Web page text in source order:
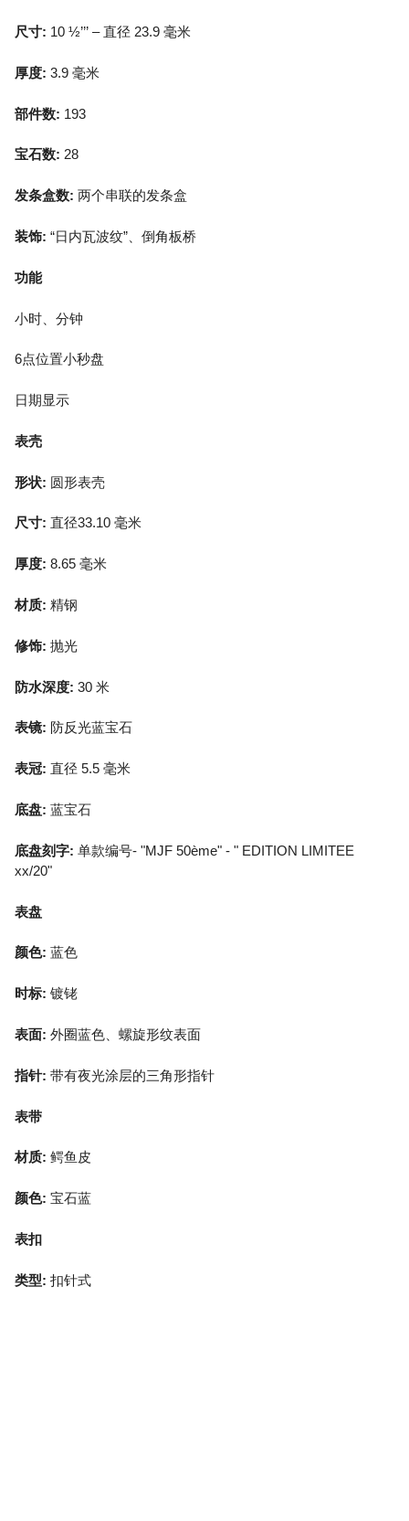
尺寸: 10 ½’’’ – 直径 23.9 毫米
厚度: 3.9 毫米
部件数: 193
宝石数: 28
发条盒数: 两个串联的发条盒
装饰: “日内瓦波纹”、倒角板桥
功能
小时、分钟
6点位置小秒盘
日期显示
表壳
形状: 圆形表壳
尺寸: 直径33.10 毫米
厚度: 8.65 毫米
材质: 精钢
修饰: 抛光
防水深度: 30 米
表镜: 防反光蓝宝石
表冠: 直径 5.5 毫米
底盘: 蓝宝石
底盘刻字: 单款编号- "MJF 50ème" - " EDITION LIMITEE
xx/20"
表盘
颜色: 蓝色
时标: 镀铑
表面: 外圈蓝色、螺旋形纹表面
指针: 带有夜光涂层的三角形指针
表带
材质: 鳄鱼皮
颜色: 宝石蓝
表扣
类型: 扣针式